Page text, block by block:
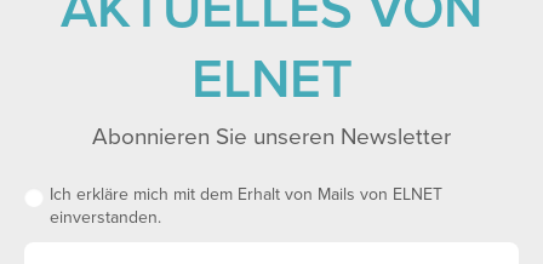
ELNET
Abonnieren Sie unseren Newsletter
Ich erkläre mich mit dem Erhalt von Mails von ELNET
einverstanden.